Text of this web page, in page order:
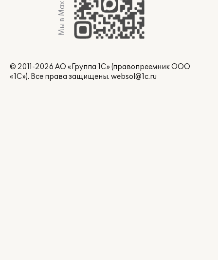
Мы в Max
© 2011-2026 АО «Группа 1С» (правопреемник ООО
«1С»). Все права защищены. websol@1c.ru